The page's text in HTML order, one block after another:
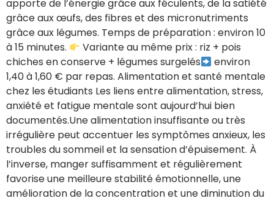
apporte de l’énergie grâce aux féculents, de la satiété
grâce aux œufs, des fibres et des micronutriments
grâce aux légumes. Temps de préparation : environ 10
à 15 minutes.
Variante au même prix : riz + pois
chiches en conserve + légumes surgelés
environ
1,40 à 1,60 € par repas. Alimentation et santé mentale
chez les étudiants Les liens entre alimentation, stress,
anxiété et fatigue mentale sont aujourd’hui bien
documentés.Une alimentation insuffisante ou très
irrégulière peut accentuer les symptômes anxieux, les
troubles du sommeil et la sensation d’épuisement. À
l’inverse, manger suffisamment et régulièrement
favorise une meilleure stabilité émotionnelle, une
amélioration de la concentration et une diminution du